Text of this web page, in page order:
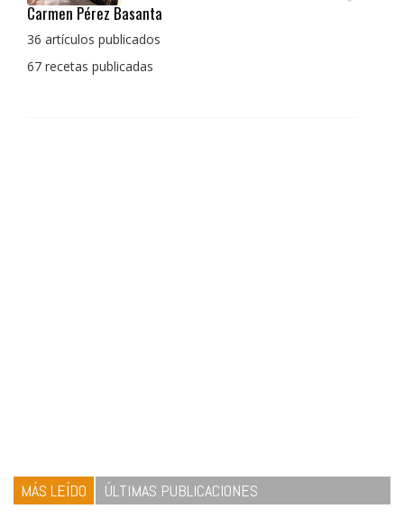
Pedro Manuel Collado Cruz
La cocina para mi es producto bien tratado sin
con un toque diferente